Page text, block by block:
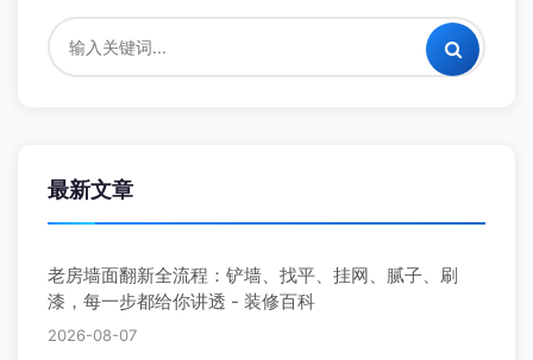
最新文章
老房墙面翻新全流程：铲墙、找平、挂网、腻子、刷
漆，每一步都给你讲透 - 装修百科
2026-08-07